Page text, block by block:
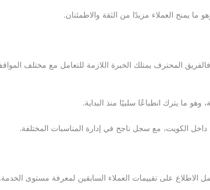
ما يمنح العملاء مزيدًا من الثقة والاطمئنان.
المحترف يمتلك الخبرة اللازمة للتعامل مع مختلف
ما يترك انطباعًا سلبيًا منذ البداية.
الكويت، مع سجل ناجح في إدارة المناسبات المختلفة.
على تقييمات العملاء السابقين لمعرفة مستوى الخدمة.